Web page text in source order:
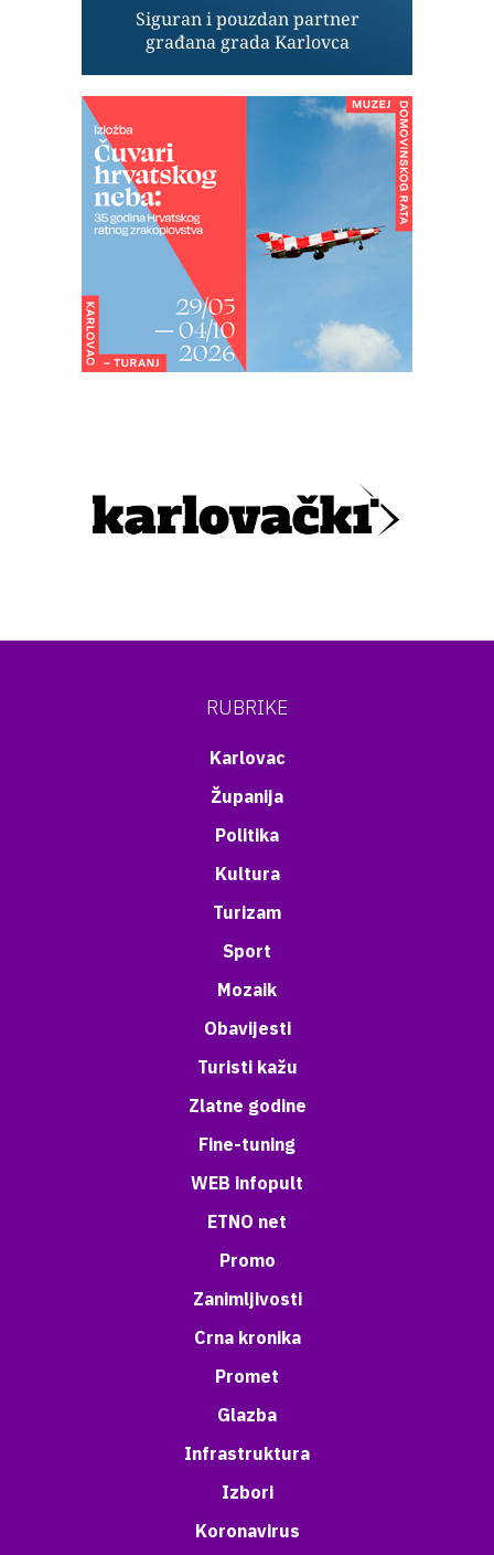
RUBRIKE
Karlovac
Županija
Politika
Kultura
Turizam
Sport
Mozaik
Obavijesti
Turisti kažu
Zlatne godine
Fine-tuning
WEB infopult
ETNO net
Promo
Zanimljivosti
Crna kronika
Promet
Glazba
Infrastruktura
Izbori
Koronavirus